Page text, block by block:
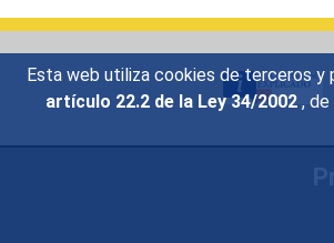
Esta web utiliza cookies de terceros y
artículo 22.2 de la Ley 34/2002 ,